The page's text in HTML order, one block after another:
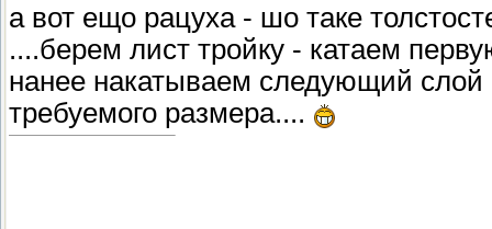
а вот ещо рацуха - шо таке
....берем лист тройку - катаем
нанее накатываем следующий
требуемого размера....